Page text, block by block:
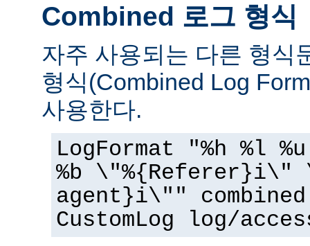
Combined 로그 형식
자주 사용되는 다른 형식
형식(Combined Log
사용한다.
LogFormat "%h %l
%b \"%{Referer}i\"
agent}i\"" combined
CustomLog log/